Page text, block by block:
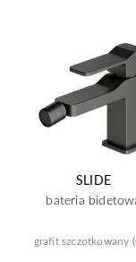
SLIDE
bateria
grafit szczotkowany